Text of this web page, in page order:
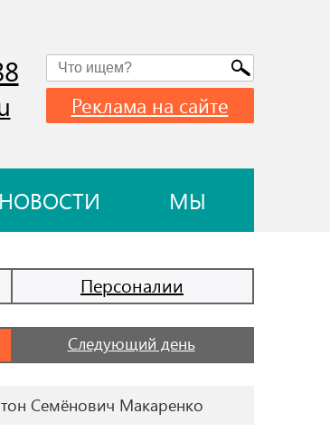
Реклама на сайте
НОВОСТИ МЫ
Персоналии
Следующий день
Семёнович Макаренко